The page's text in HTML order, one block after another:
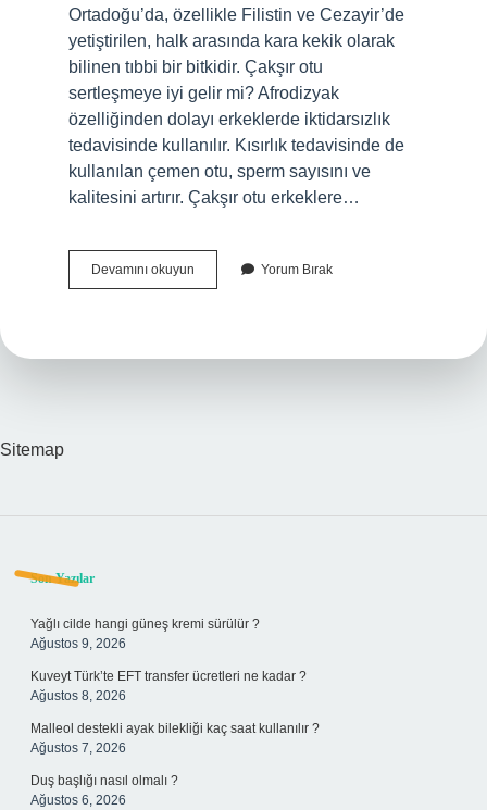
Ortadoğu’da, özellikle Filistin ve Cezayir’de
yetiştirilen, halk arasında kara kekik olarak
bilinen tıbbi bir bitkidir. Çakşır otu
sertleşmeye iyi gelir mi? Afrodizyak
özelliğinden dolayı erkeklerde iktidarsızlık
tedavisinde kullanılır. Kısırlık tedavisinde de
kullanılan çemen otu, sperm sayısını ve
kalitesini artırır. Çakşır otu erkeklere…
Devamını okuyun
Otu
Yorum Bırak
Sitemap
Sidebar
Son Yazılar
Yağlı cilde hangi güneş kremi sürülür ?
Ağustos 9, 2026
Kuveyt Türk’te EFT transfer ücretleri ne kadar ?
Ağustos 8, 2026
Malleol destekli ayak bilekliği kaç saat kullanılır ?
Ağustos 7, 2026
Duş başlığı nasıl olmalı ?
Ağustos 6, 2026